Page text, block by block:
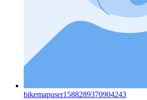
bikemapuser1588289370904243